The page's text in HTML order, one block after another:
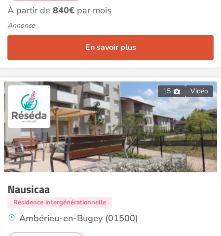
À partir de 840€ par mois
Annonce
En savoir plus
15 Vidéo
Nausicaa
Résidence intergénérationnelle
Ambérieu-en-Bugey (01500)